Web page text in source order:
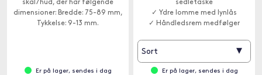
skal / hud, der har følgende
dimensioner: Bredde: 75-89 mm,
Tykkelse: 9-13 mm.
Er på lager, sendes i dag
sedletaske
✓ Ydre lomme med lynlås
✓ Håndledsrem medfølger
Sort ▾
Er på lager, sendes i dag